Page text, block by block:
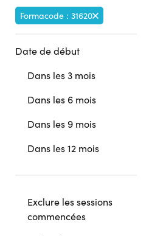
Formacode : 31620
Date de début
Dans les 3 mois
Dans les 6 mois
Dans les 9 mois
Dans les 12 mois
Exclure les sessions
commencées